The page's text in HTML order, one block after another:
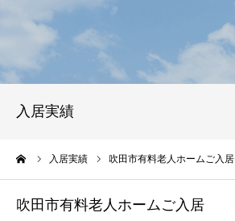
入居実績
入居実績 吹田市有料老人ホームご入居
吹田市有料老人ホームご入居
外国人人材採用
お問い合わせ